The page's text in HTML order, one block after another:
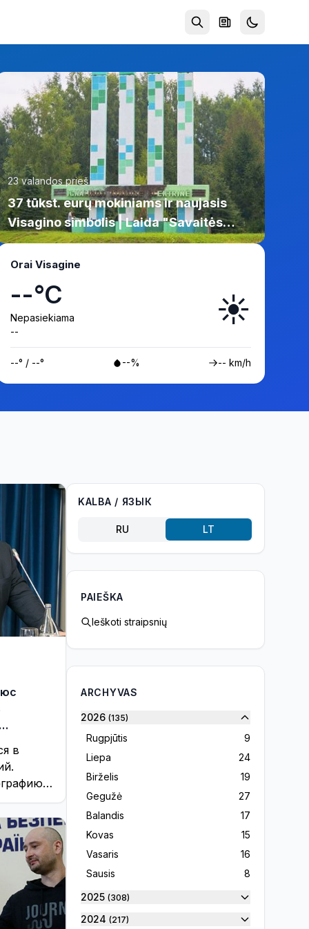
23 valandos prieš
37 tūkst. eurų mokiniams ir naujasis
Visagino simbolis | Laida "Savaitės
kontūrai" 2026 08 06 (video)
Orai Visagine
--°C
Nepasiekiama
--
☀️
--° / --° --% -- km/h
в
...
KALBA / ЯЗЫК
RU LT
PAIEŠKA
Ieškoti straipsnių
ARCHYVAS
2026 (135)
Rugpjūtis
9
Liepa
24
Birželis
19
Gegužė
27
Balandis
17
Kovas
15
Vasaris
16
Sausis
8
2025 (308)
2024 (217)